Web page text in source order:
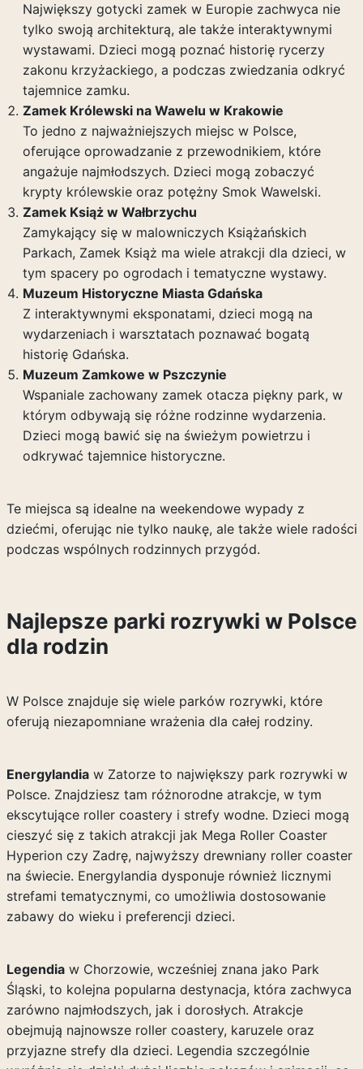
Największy gotycki zamek w Europie zachwyca nie
tylko swoją architekturą, ale także interaktywnymi
wystawami. Dzieci mogą poznać historię rycerzy
zakonu krzyżackiego, a podczas zwiedzania odkryć
tajemnice zamku.
Zamek Królewski na Wawelu w Krakowie
To jedno z najważniejszych miejsc w Polsce,
oferujące oprowadzanie z przewodnikiem, które
angażuje najmłodszych. Dzieci mogą zobaczyć
krypty królewskie oraz potężny Smok Wawelski.
Zamek Książ w Wałbrzychu
Zamykający się w malowniczych Książańskich
Parkach, Zamek Książ ma wiele atrakcji dla dzieci, w
tym spacery po ogrodach i tematyczne wystawy.
Muzeum Historyczne Miasta Gdańska
Z interaktywnymi eksponatami, dzieci mogą na
wydarzeniach i warsztatach poznawać bogatą
historię Gdańska.
Muzeum Zamkowe w Pszczynie
Wspaniale zachowany zamek otacza piękny park, w
którym odbywają się różne rodzinne wydarzenia.
Dzieci mogą bawić się na świeżym powietrzu i
odkrywać tajemnice historyczne.
Te miejsca są idealne na weekendowe wypady z
dziećmi, oferując nie tylko naukę, ale także wiele radości
podczas wspólnych rodzinnych przygód.
Najlepsze parki rozrywki w Polsce
dla rodzin
W Polsce znajduje się wiele parków rozrywki, które
oferują niezapomniane wrażenia dla całej rodziny.
Energylandiaw Zatorze to największy park rozrywki w
Polsce. Znajdziesz tam różnorodne atrakcje, w tym
ekscytujące roller coastery i strefy wodne. Dzieci mogą
cieszyć się z takich atrakcji jak Mega Roller Coaster
Hyperion czy Zadrę, najwyższy drewniany roller coaster
na świecie. Energylandia dysponuje również licznymi
strefami tematycznymi, co umożliwia dostosowanie
zabawy do wieku i preferencji dzieci.
Legendiaw Chorzowie, wcześniej znana jako Park
Śląski, to kolejna popularna destynacja, która zachwyca
zarówno najmłodszych, jak i dorosłych. Atrakcje
obejmują najnowsze roller coastery, karuzele oraz
przyjazne strefy dla dzieci. Legendia szczególnie